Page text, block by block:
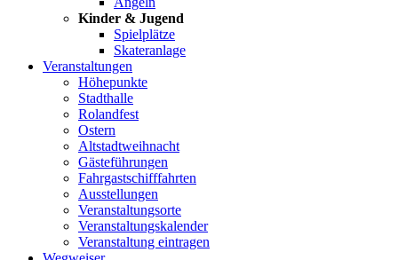
Kinder & Jugend
Spielplätze
Skateranlage
Veranstaltungen
Höhepunkte
Stadthalle
Rolandfest
Ostern
Altstadtweihnacht
Gästeführungen
Fahrgastschifffahrten
Ausstellungen
Veranstaltungsorte
Veranstaltungskalender
Veranstaltung eintragen